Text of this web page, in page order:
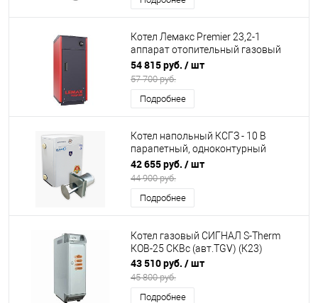
Котел Лемакс Premier 23,2-1
аппарат отопительный газовый
бытовой "ЛЕМАКС", серии "Premier"
(К25)
54 815 руб. / шт
57 700 руб.
Подробнее
Котел напольный КСГЗ - 10 В
парапетный, одноконтурный
(BURAN-Parapet) (К31)
42 655 руб. / шт
44 900 руб.
Подробнее
Котел газовый СИГНАЛ S-Therm
КОВ-25 СКВс (авт.TGV) (К23)
43 510 руб. / шт
45 800 руб.
Подробнее